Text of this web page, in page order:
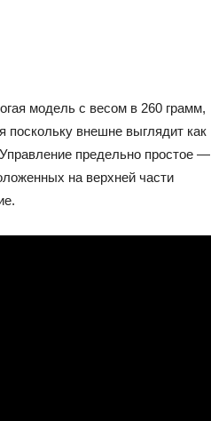
модель с весом в 260 грамм,
поскольку внешне выглядит как
предельно простое —
на верхней части